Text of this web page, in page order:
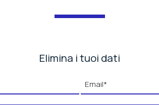
Elimina i tuoi dati